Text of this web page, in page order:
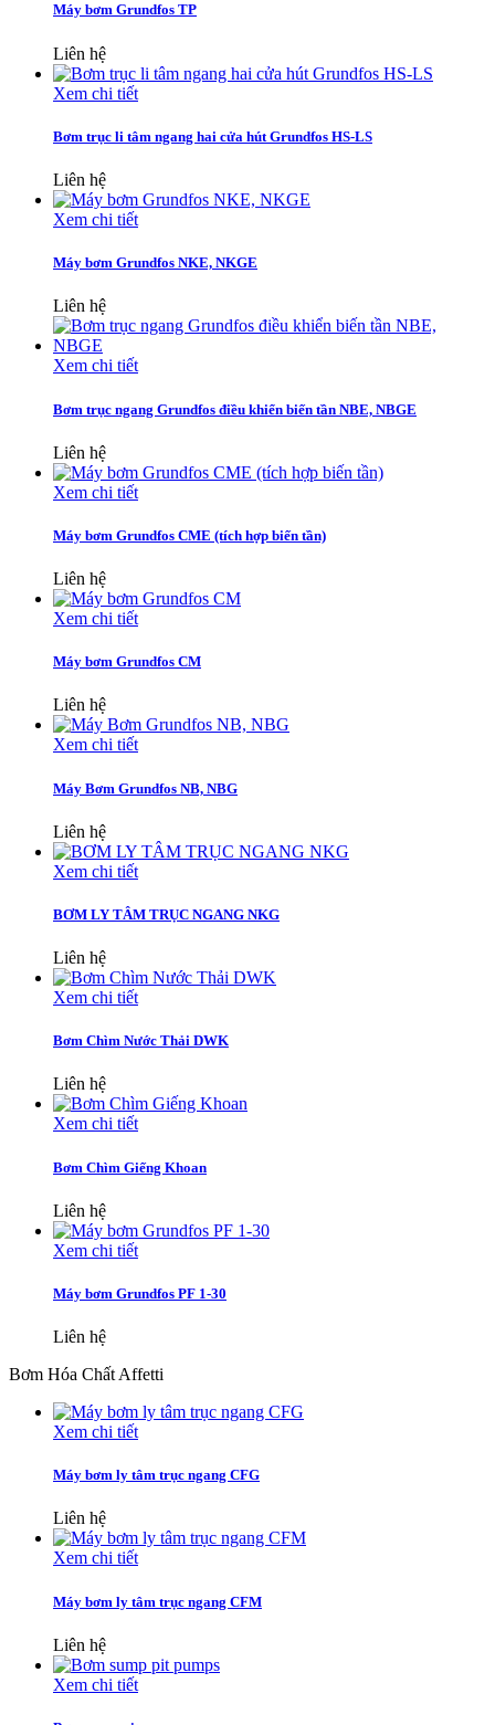
Máy bơm Grundfos TP
Liên hệ
Xem chi tiết
Bơm trục li tâm ngang hai cửa hút Grundfos HS-LS
Liên hệ
Xem chi tiết
Máy bơm Grundfos NKE, NKGE
Liên hệ
Xem chi tiết
Bơm trục ngang Grundfos điều khiển biến tần NBE, NBGE
Liên hệ
Xem chi tiết
Máy bơm Grundfos CME (tích hợp biến tần)
Liên hệ
Xem chi tiết
Máy bơm Grundfos CM
Liên hệ
Xem chi tiết
Máy Bơm Grundfos NB, NBG
Liên hệ
Xem chi tiết
BƠM LY TÂM TRỤC NGANG NKG
Liên hệ
Xem chi tiết
Bơm Chìm Nước Thải DWK
Liên hệ
Xem chi tiết
Bơm Chìm Giếng Khoan
Liên hệ
Xem chi tiết
Máy bơm Grundfos PF 1-30
Liên hệ
Bơm Hóa Chất Affetti
Xem chi tiết
Máy bơm ly tâm trục ngang CFG
Liên hệ
Xem chi tiết
Máy bơm ly tâm trục ngang CFM
Liên hệ
Xem chi tiết